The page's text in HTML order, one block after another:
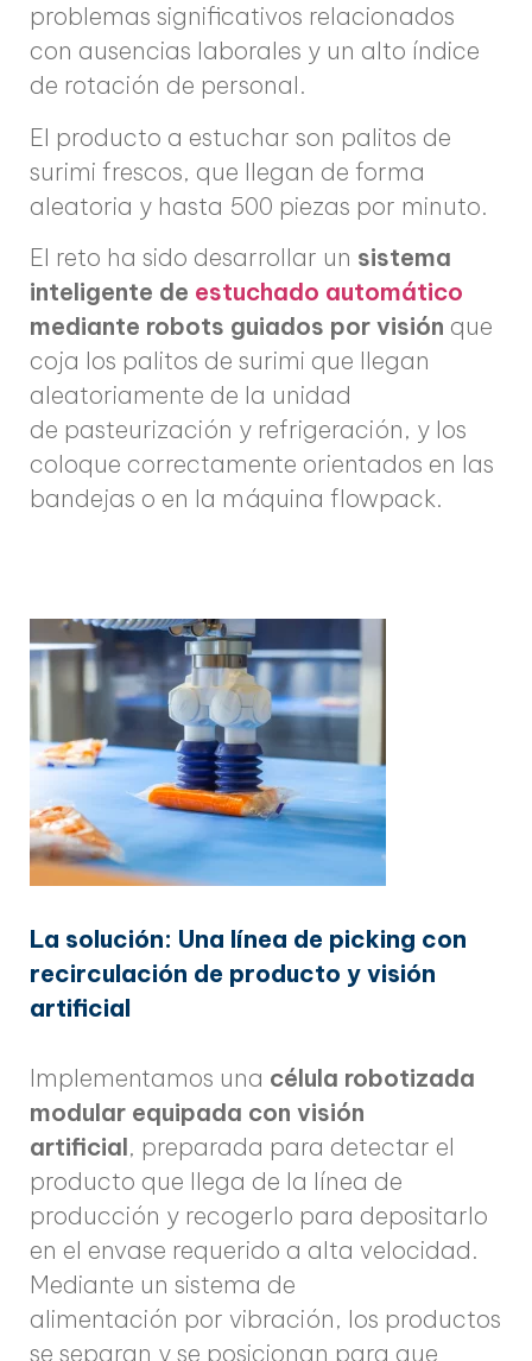
problemas significativos relacionados
con ausencias laborales y un alto índice
de rotación de personal.
El producto a estuchar son palitos de
surimi frescos, que llegan de forma
aleatoria y hasta 500 piezas por minuto.
El reto ha sido desarrollar un sistema
inteligente de estuchado automático
mediante robots guiados por visión que
coja los palitos de surimi que llegan
aleatoriamente de la unidad
de pasteurización y refrigeración, y los
coloque correctamente orientados en las
bandejas o en la máquina flowpack.
La solución: Una línea de picking con
recirculación de producto y visión
artificial
Implementamos una célula robotizada
modular equipada con visión
artificial, preparada para detectar el
producto que llega de la línea de
producción y recogerlo para depositarlo
en el envase requerido a alta velocidad.
Mediante un sistema de
alimentación por vibración, los productos
se separan y se posicionan para que